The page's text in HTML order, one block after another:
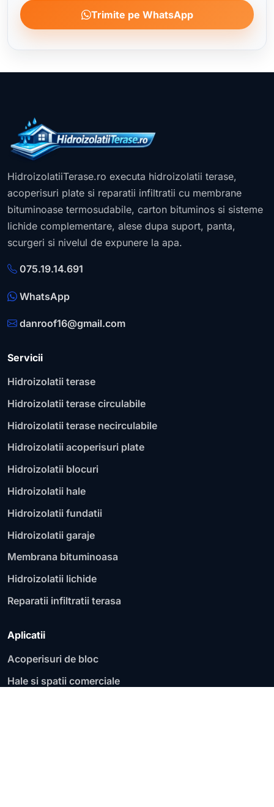
Trimite pe WhatsApp
HidroizolatiiTerase.ro executa hidroizolatii terase,
acoperisuri plate si reparatii infiltratii cu membrane
bituminoase termosudabile, carton bituminos si sisteme
lichide complementare, alese dupa suport, panta,
scurgeri si nivelul de expunere la apa.
075.19.14.691
WhatsApp
danroof16@gmail.com
Servicii
Hidroizolatii terase
Hidroizolatii terase circulabile
Hidroizolatii terase necirculabile
Hidroizolatii acoperisuri plate
Hidroizolatii blocuri
Hidroizolatii hale
Hidroizolatii fundatii
Hidroizolatii garaje
Membrana bituminoasa
Hidroizolatii lichide
Reparatii infiltratii terasa
Aplicatii
Acoperisuri de bloc
Hale si spatii comerciale